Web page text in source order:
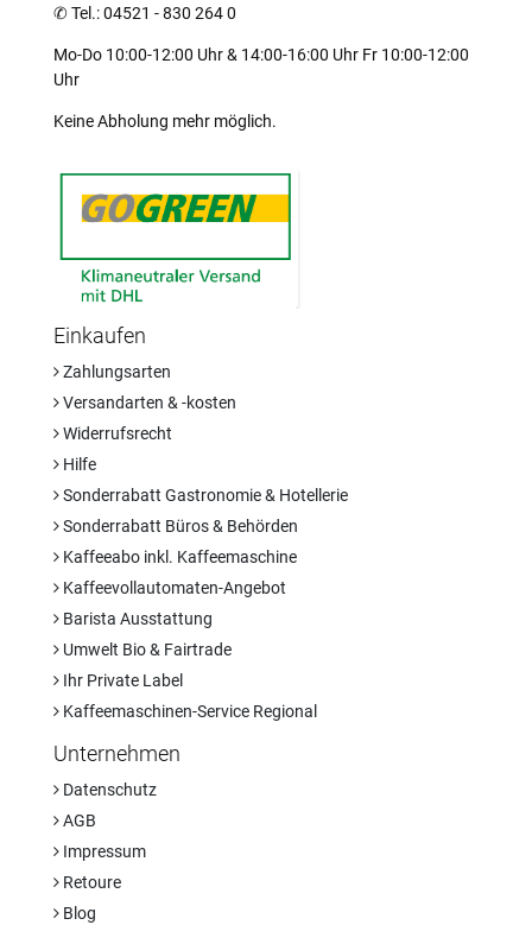
✆Tel.: 04521 - 830 264 0
Mo-Do 10:00-12:00 Uhr & 14:00-16:00 Uhr Fr 10:00-12:00
Uhr
Keine Abholung mehr möglich.
Einkaufen
Zahlungsarten
Versandarten & -kosten
Widerrufsrecht
Hilfe
Sonderrabatt Gastronomie & Hotellerie
Sonderrabatt Büros & Behörden
Kaffeeabo inkl. Kaffeemaschine
Kaffeevollautomaten-Angebot
Barista Ausstattung
Umwelt Bio & Fairtrade
Ihr Private Label
Kaffeemaschinen-Service Regional
Unternehmen
Datenschutz
AGB
Impressum
Retoure
Blog